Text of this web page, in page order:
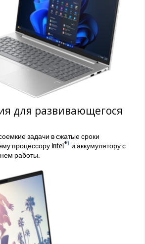
для развивающегося
задачи в сжатые сроки
процессору Intel®1 и аккумулятору с
работы.